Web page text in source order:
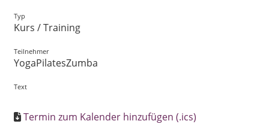
Typ
Kurs / Training
Teilnehmer
YogaPilatesZumba
Text
Termin zum Kalender hinzufügen (.ics)